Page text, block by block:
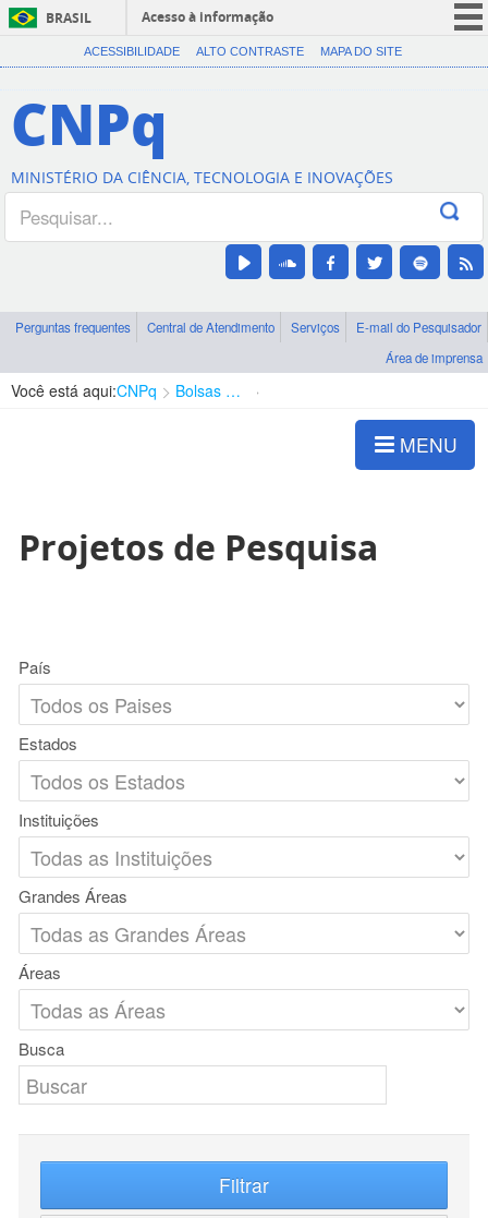
BRASIL
Acesso à informação
CORONAVÍRUS (COVID-19)
Canais
ACESSIBILIDADE ALTO CONTRASTE MAPA DO SITE
CNPq
MINISTÉRIO DA CIÊNCIA, TECNOLOGIA E INOVAÇÕES
Perguntas frequentes Central de Atendimento Serviços
E-mail do Pesquisador
Área de imprensa
Você está aqui:CNPq Bolsas e Auxílios Vigentes
MENU
Projetos de Pesquisa
País
Estados
Instituições
Grandes Áreas
Áreas
Busca
Filtrar